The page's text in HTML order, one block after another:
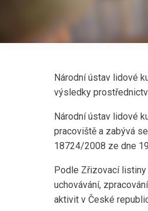
Národní ústav lidové
výsledky
Národní ústav lidové
pracoviště a zabývá
18724/2008 ze dne
Podle Zřizovací listiny
uchovávání,
aktivit v České